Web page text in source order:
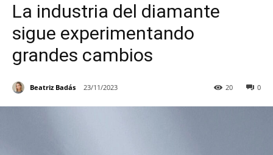
La industria del diamante
sigue experimentando
grandes cambios
Beatriz Badás 23/11/2023 0
20